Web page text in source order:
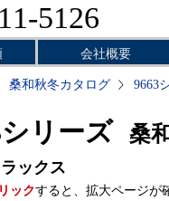
5126
会社概要
桑和秋冬カタログ 9663
シリーズ 桑
ックス
ックすると、拡大ページが